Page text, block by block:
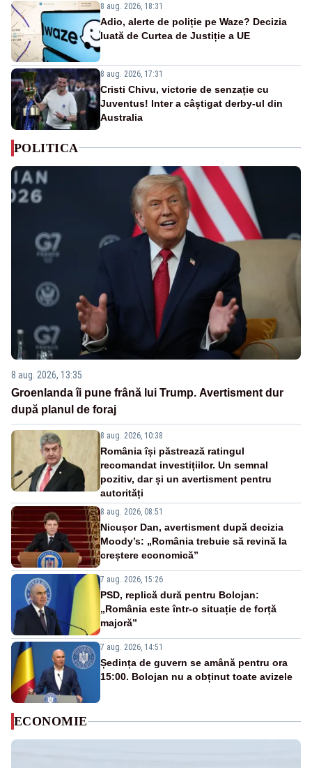
8 aug. 2026, 18:31
Adio, alerte de poliție pe Waze? Decizia
luată de Curtea de Justiție a UE
8 aug. 2026, 17:31
Cristi Chivu, victorie de senzație cu
Juventus! Inter a câștigat derby-ul din
Australia
POLITICA
8 aug. 2026, 13:35
Groenlanda îi pune frână lui Trump. Avertisment dur
după planul de foraj
8 aug. 2026, 10:38
România își păstrează ratingul
recomandat investițiilor. Un semnal
pozitiv, dar și un avertisment pentru
autorități
8 aug. 2026, 08:51
Nicușor Dan, avertisment după decizia
Moody’s: „România trebuie să revină la
creștere economică”
7 aug. 2026, 15:26
PSD, replică dură pentru Bolojan:
„România este într-o situație de forță
majoră”
7 aug. 2026, 14:51
Ședința de guvern se amână pentru ora
15:00. Bolojan nu a obținut toate avizele
ECONOMIE